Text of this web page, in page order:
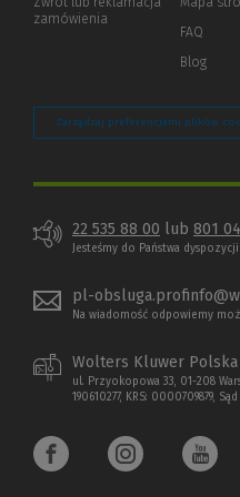
innej
zamówienia
FAQ
Blog
Zarządzaj preferencjami plików
22 535 88 00 lub 801
Jesteśmy do Państwa
pl-
Na wiadomość odpowiemy
Wolters Kluwer Polska
ul. Przyokopowa 33, 01-208
190610277, KRS: 0000709879,